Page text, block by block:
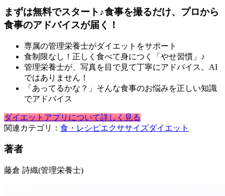
まずは無料でスタート♪食事を撮るだけ、プロから
食事のアドバイスが届く！
専属の管理栄養士がダイエットをサポート
食制限なし！正しく食べて身につく「やせ習慣」♪
管理栄養士が、写真を目で見て丁寧にアドバイス。AI
ではありません！
「あってるかな？」そんな食事のお悩みを正しい知識
でアドバイス
ダイエットアプリについて詳しく見る
関連カテゴリ： 食・レシピエクササイズダイエット
著者
藤倉 詩織(管理栄養士)